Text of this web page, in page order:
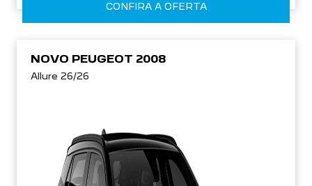
CONFIRA A OFERTA
NOVO PEUGEOT 2008
Allure 26/26